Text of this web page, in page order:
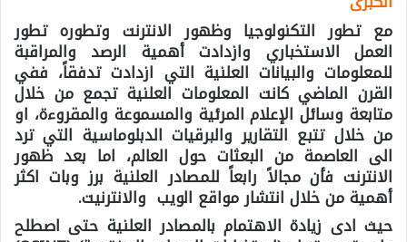
مع تطور التكنولوجيا وظهور الانترنت وتطوره تطور
العمل الاستخباري وازدادت أهمية الرصد والمراقبة
للمعلومات والبيانات العلنية التي ازدادت تدفقاً، ففي
القرن الماضي كانت المعلومات العلنية تجمع من خلال
متابعة وسائل الإعلام المرئية والمسموعة والمقروءة، او
من خلال تتبع التقارير والبرقيات الدبلوماسية التي ترد
الى العاصمة من البعثات حول العالم، اما بعد ظهور
الانترنت فأن مجالاً رابعاً للمصادر العلنية برز وبات اكثر
أهمية من خلال انتشار مواقع الويب والانترنيت.
حيث ادى زيادة الاهتمام بالمصادر العلنية حتى اصطلح